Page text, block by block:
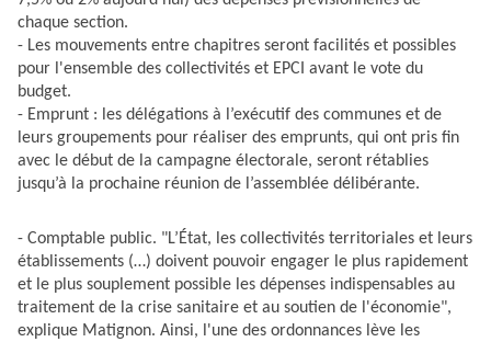
chaque section.
- Les mouvements entre chapitres seront facilités et possibles
pour l'ensemble des collectivités et EPCI avant le vote du
budget.
- Emprunt : les délégations à l’exécutif des communes et de
leurs groupements pour réaliser des emprunts, qui ont pris fin
avec le début de la campagne électorale, seront rétablies
jusqu’à la prochaine réunion de l’assemblée délibérante.
- Comptable public. "L’État, les collectivités territoriales et leurs
établissements (…) doivent pouvoir engager le plus rapidement
et le plus souplement possible les dépenses indispensables au
traitement de la crise sanitaire et au soutien de l'économie",
explique Matignon. Ainsi, l'une des ordonnances lève les